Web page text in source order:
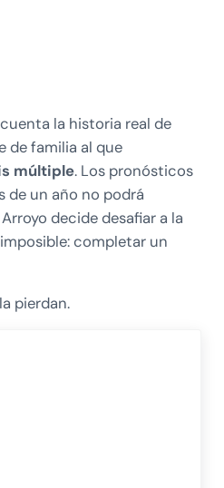
la historia real de
de familia al que
múltiple. Los pronósticos
de un año no podrá
decide desafiar a la
completar un
pierdan.